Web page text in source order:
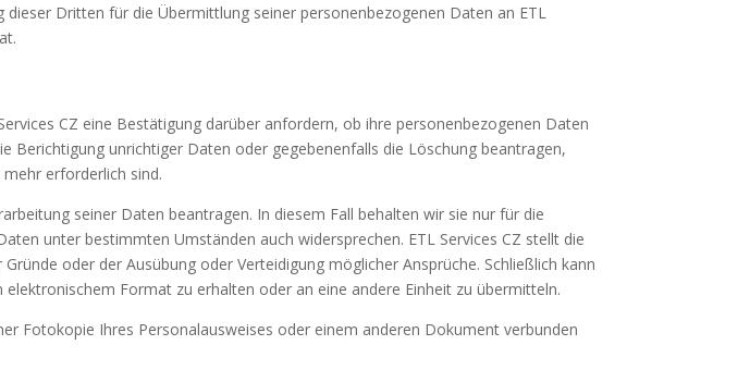
Dritten für die Übermittlung seiner personenbezogenen Daten an ETL
CZ eine Bestätigung darüber anfordern, ob ihre personenbezogenen Daten
Berichtigung unrichtiger Daten oder gegebenenfalls die Löschung beantragen,
erforderlich sind.
seiner Daten beantragen. In diesem Fall behalten wir sie nur für die
unter bestimmten Umständen auch widersprechen. ETL Services CZ stellt die
oder der Ausübung oder Verteidigung möglicher Ansprüche. Schließlich kann
Format zu erhalten oder an eine andere Einheit zu übermitteln.
Fotokopie Ihres Personalausweises oder einem anderen Dokument verbunden